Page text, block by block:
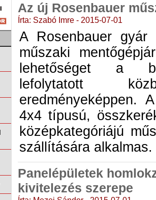
Az új Rosenbauer
Írta: Szabó Imre - 2015-07-01
A Rosenbauer gyár
műszaki
lehetőséget a
lefolytatott
eredményeképpen.
4x4 típusú,
középkategóriájú
szállítására alkalmas.
Panelépületek
kivitelezés szerepe